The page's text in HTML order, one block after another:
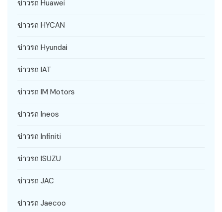
ข่าวรถ Huawei
ข่าวรถ HYCAN
ข่าวรถ Hyundai
ข่าวรถ IAT
ข่าวรถ IM Motors
ข่าวรถ Ineos
ข่าวรถ Infiniti
ข่าวรถ ISUZU
ข่าวรถ JAC
ข่าวรถ Jaecoo